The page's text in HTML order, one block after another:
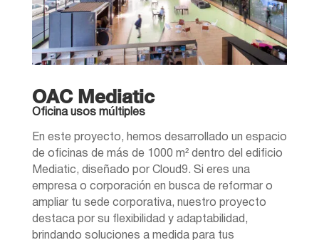
OAC Mediatic
Oficina usos múltiples
En este proyecto, hemos desarrollado un espacio
de oficinas de más de 1000 m² dentro del edificio
Mediatic, diseñado por Cloud9. Si eres una
empresa o corporación en busca de reformar o
ampliar tu sede corporativa, nuestro proyecto
destaca por su flexibilidad y adaptabilidad,
brindando soluciones a medida para tus